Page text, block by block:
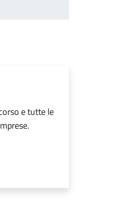
e tutte le